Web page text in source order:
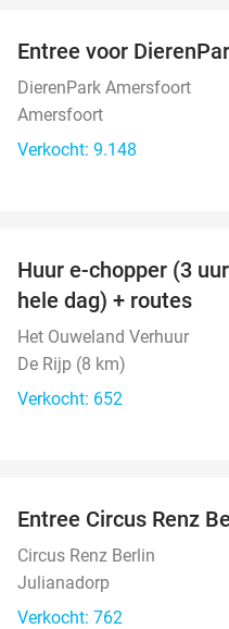
Entree voor
DierenPark Amersfoort
Amersfoort
Verkocht: 9.148
Huur e-chopper (3
hele dag) + routes
Het Ouweland Verhuur
De Rijp (8 km)
Verkocht: 652
Entree Circus Renz
Circus Renz Berlin
Julianadorp
Verkocht: 762